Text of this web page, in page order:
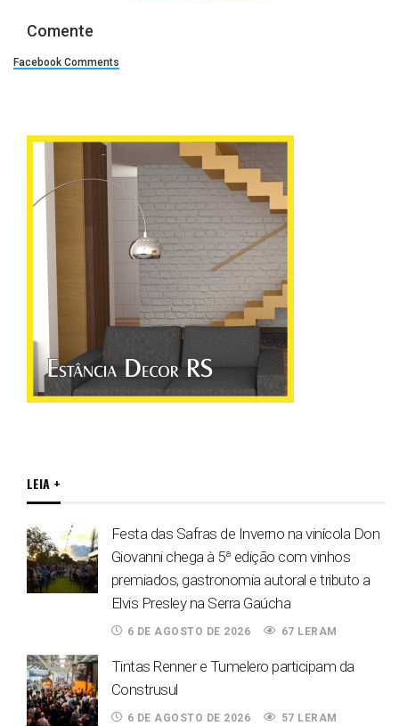
Comente
Facebook Comments
LEIA +
Festa das Safras de Inverno na vinícola Don
Giovanni chega à 5ª edição com vinhos
premiados, gastronomia autoral e tributo a
Elvis Presley na Serra Gaúcha
6 DE AGOSTO DE 2026 67 LERAM
Tintas Renner e Tumelero participam da
Construsul
6 DE AGOSTO DE 2026 57 LERAM